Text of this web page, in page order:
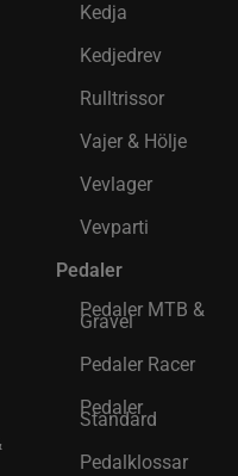
Kedja
Kedjedrev
Rulltrissor
Vajer & Hölje
Vevlager
Vevparti
Pedaler
Pedaler MTB &
Gravel
Pedaler Racer
Pedaler
Standard
Pedalklossar